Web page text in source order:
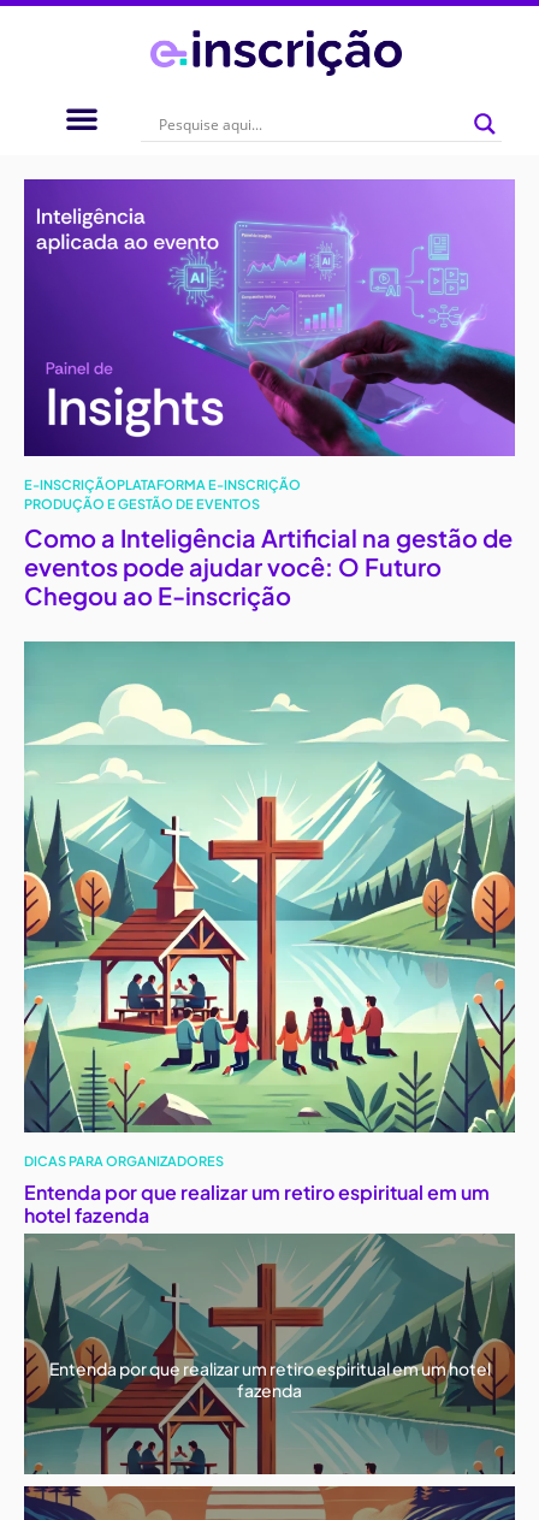
E-INSCRIÇÃOPLATAFORMA E-INSCRIÇÃO
PRODUÇÃO E GESTÃO DE EVENTOS
Como a Inteligência Artificial na gestão de
eventos pode ajudar você: O Futuro
Chegou ao E-inscrição
DICAS PARA ORGANIZADORES
Entenda por que realizar um retiro espiritual em um
hotel fazenda
Entenda por que realizar um retiro espiritual em um hotel
fazenda